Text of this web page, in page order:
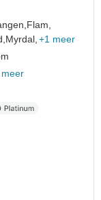
Flam,
Myrdal, +1 meer